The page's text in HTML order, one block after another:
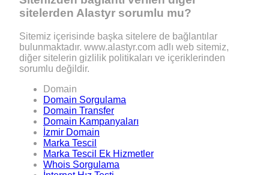
sitelerden Alastyr sorumlu mu?
Sitemiz içerisinde başka sitelere de bağlantılar
bulunmaktadır. www.alastyr.com adlı web sitemiz,
diğer sitelerin gizlilik politikaları ve içeriklerinden
sorumlu değildir.
Domain
Domain Sorgulama
Domain Transfer
Domain Kampanyaları
İzmir Domain
Marka Tescil
Marka Tescil Ek Hizmetler
Whois Sorgulama